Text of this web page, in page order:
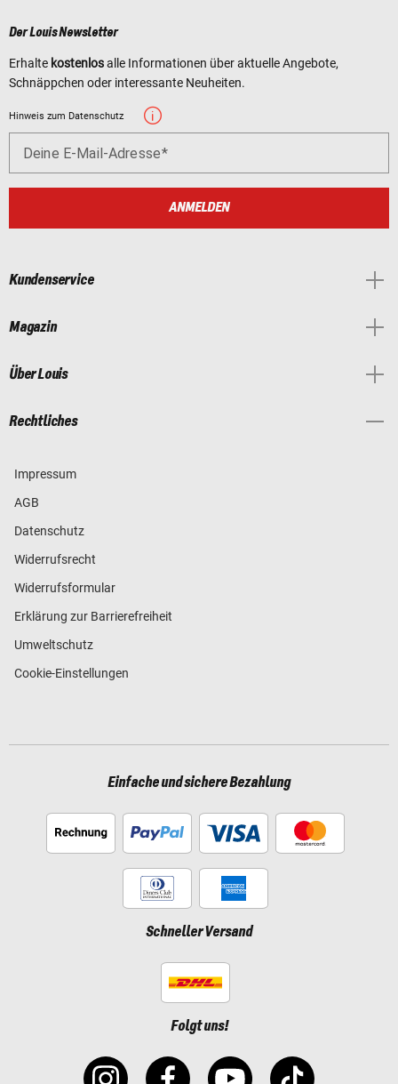
Der Louis Newsletter
Erhalte kostenlosalle Informationen über aktuelle Angebote,
Schnäppchen oder interessante Neuheiten.
Hinweis zum Datenschutz
Deine E-Mail-Adresse
ANMELDEN
Kundenservice
Magazin
Über Louis
Rechtliches
Impressum
AGB
Datenschutz
Widerrufsrecht
Widerrufsformular
Erklärung zur Barrierefreiheit
Umweltschutz
Cookie-Einstellungen
Einfache und sichere Bezahlung
Schneller Versand
Folgt uns!